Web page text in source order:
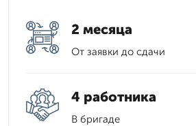
2 месяца
От заявки до сдачи
4 работника
В бригаде